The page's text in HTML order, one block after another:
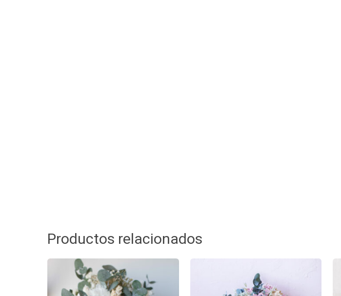
Productos relacionados